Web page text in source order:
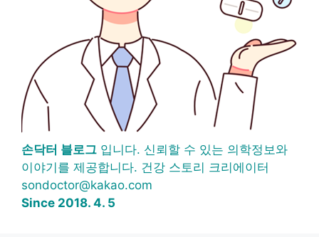
손닥터 블로그 입니다. 신뢰할 수 있는 의학정보와
이야기를 제공합니다. 건강 스토리 크리에이터
sondoctor@kakao.com
Since 2018. 4. 5